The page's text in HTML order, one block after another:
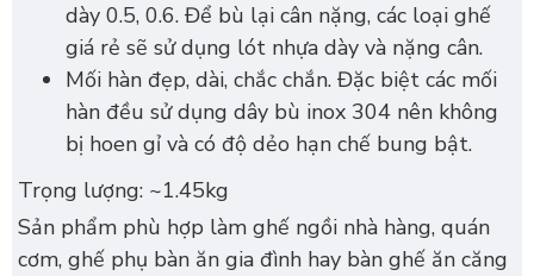
dày 0.5, 0.6. Để bù lại cân nặng, các loại ghế
giá rẻ sẽ sử dụng lót nhựa dày và nặng cân.
Mối hàn đẹp, dài, chắc chắn. Đặc biệt các mối
hàn đều sử dụng dây bù inox 304 nên không
bị hoen gỉ và có độ dẻo hạn chế bung bật.
Trọng lượng: ~1.45kg
Sản phẩm phù hợp làm ghế ngồi nhà hàng, quán
cơm, ghế phụ bàn ăn gia đình hay bàn ghế ăn căng